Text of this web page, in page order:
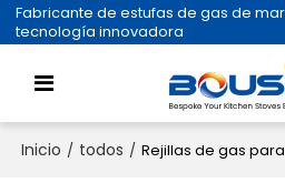
Fabricante de estufas de gas de
tecnología innovadora
Inicio / todos / Rejillas de gas